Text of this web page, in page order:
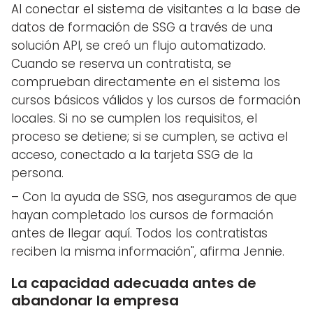
Al conectar el sistema de visitantes a la base de
datos de formación de SSG a través de una
solución API, se creó un flujo automatizado.
Cuando se reserva un contratista, se
comprueban directamente en el sistema los
cursos básicos válidos y los cursos de formación
locales. Si no se cumplen los requisitos, el
proceso se detiene; si se cumplen, se activa el
acceso, conectado a la tarjeta SSG de la
persona.
– Con la ayuda de SSG, nos aseguramos de que
hayan completado los cursos de formación
antes de llegar aquí. Todos los contratistas
reciben la misma información", afirma Jennie.
La capacidad adecuada antes de
abandonar la empresa